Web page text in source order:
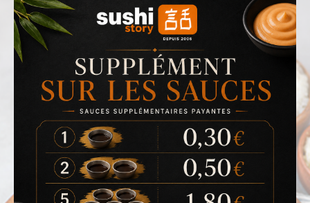
ACCUEIL
LA CARTE
VOTRE COMPTE
NOTRE RESTAURANT